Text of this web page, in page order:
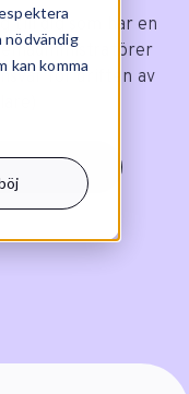
nödvändig
kan komma
till dig som har en
för driften av